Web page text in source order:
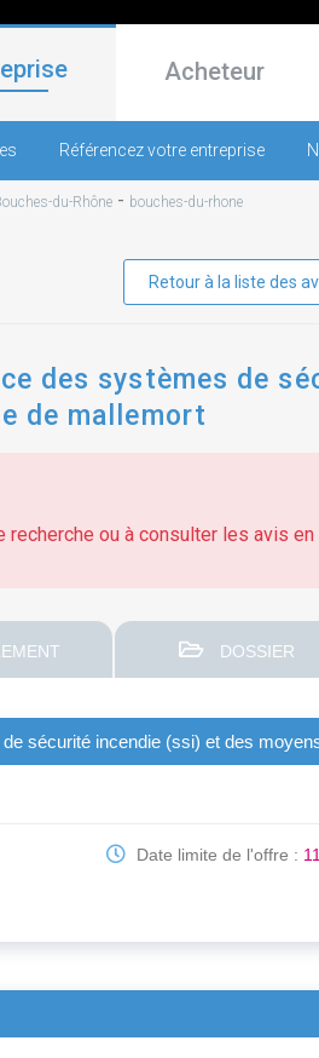
Acheteur
Référencez votre entreprise
du-Rhône - bouches-du-rhone
Retour à la liste des
des systèmes de
de mallemort
recherche ou à consulter les avis
DOSSIER
sécurité incendie (ssi) et des
Date limite de l'offre :